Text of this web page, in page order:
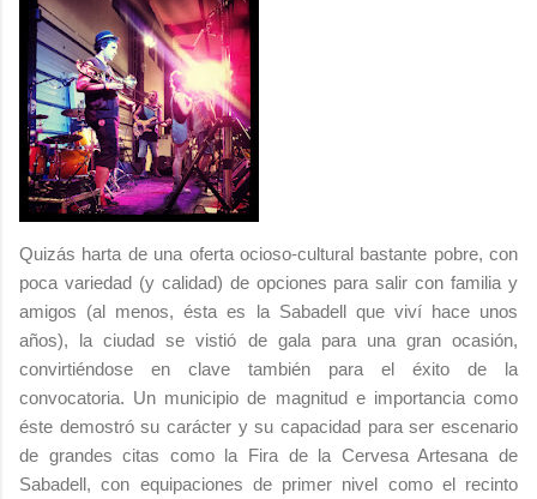
Quizás harta de una oferta ocioso-cultural bastante pobre, con
poca variedad (y calidad) de opciones para salir con familia y
amigos (al menos, ésta es la Sabadell que viví hace unos
años), la ciudad se vistió de gala para una gran ocasión,
convirtiéndose en clave también para el éxito de la
convocatoria. Un municipio de magnitud e importancia como
éste demostró su carácter y su capacidad para ser escenario
de grandes citas como la Fira de la Cervesa Artesana de
Sabadell, con equipaciones de primer nivel como el recinto